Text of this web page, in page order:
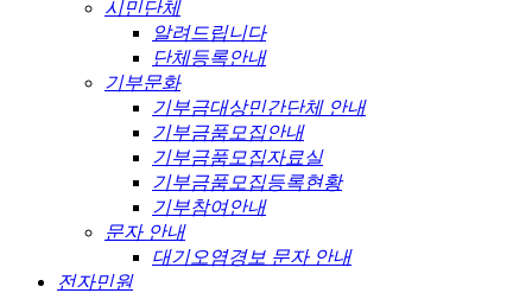
시민단체
알려드립니다
단체등록안내
기부문화
기부금대상민간단체 안내
기부금품모집안내
기부금품모집자료실
기부금품모집등록현황
기부참여안내
문자 안내
대기오염경보 문자 안내
전자민원